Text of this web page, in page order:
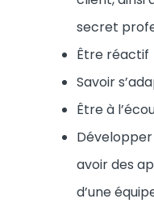
secret
Être réactif
Savoir
Être à
avoir des
d’une